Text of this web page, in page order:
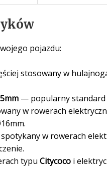
pojazdu:
stosowany w
— popularny standard
w rowerach
w rowerach
typu Citycocoi